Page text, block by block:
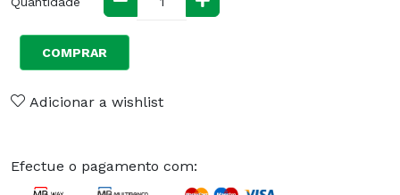
COMPRAR
Adicionar a wishlist
Efectue o pagamento com: